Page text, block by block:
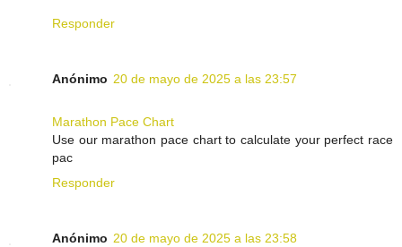
Responder
Anónimo 20 de mayo de 2025 a las 23:57
Marathon Pace Chart
Use our marathon pace chart to calculate your perfect race
pac
Responder
Anónimo 20 de mayo de 2025 a las 23:58